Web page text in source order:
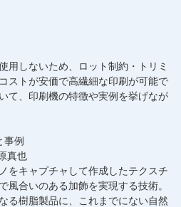
用しないため、ロット制約・トリミ
ストが安価で高繊細な印刷が可能で
て、印刷機の特徴や実例を挙げなが
事例
真也
をキャプチャして作成したテクスチ
風合いのある加飾を実現する技術。
る樹脂製品に、これまでにない自然